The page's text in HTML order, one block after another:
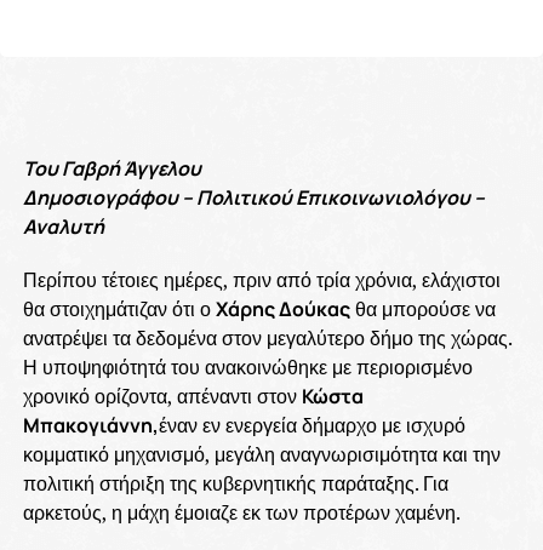
Του Γαβρή Άγγελου
Δημοσιογράφου – Πολιτικού Επικοινωνιολόγου –
Αναλυτή
Περίπου τέτοιες ημέρες, πριν από τρία χρόνια, ελάχιστοι
θα στοιχημάτιζαν ότι οΧάρης Δούκαςθα μπορούσε να
ανατρέψει τα δεδομένα στον μεγαλύτερο δήμο της χώρας.
Η υποψηφιότητά του ανακοινώθηκε με περιορισμένο
χρονικό ορίζοντα, απέναντι στον Κώστα
Μπακογιάννη,έναν εν ενεργεία δήμαρχο με ισχυρό
κομματικό μηχανισμό, μεγάλη αναγνωρισιμότητα και την
πολιτική στήριξη της κυβερνητικής παράταξης. Για
αρκετούς, η μάχη έμοιαζε εκ των προτέρων χαμένη.